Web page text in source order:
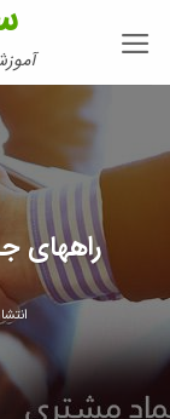
راههای